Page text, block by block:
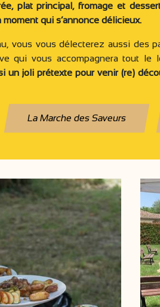
plat principal, fromage et
moment qui s’annonce délicieux.
vous vous délecterez aussi des
qui vous accompagnera tout le
un joli prétexte pour venir (re)
La Marche des Saveurs